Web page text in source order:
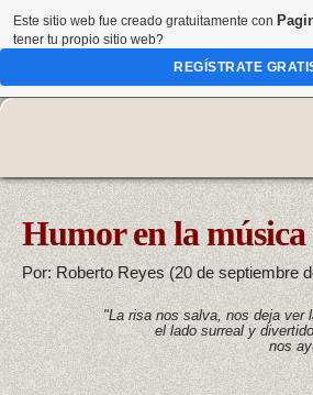
Humor en la
Por: Roberto Reyes (20 de septiembre
"La risa nos salva, nos deja ver
el lado surreal y
nos
Este sitio web fue creado gratuitamente con
tener tu propio sitio web?
REGÍSTRATE